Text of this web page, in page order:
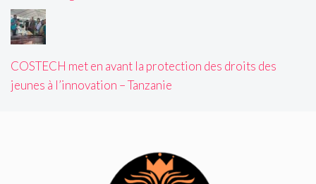
COSTECH met en avant la protection des droits des
jeunes à l’innovation – Tanzanie